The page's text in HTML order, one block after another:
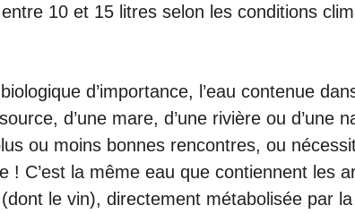
10 et 15 litres selon les conditions
d’importance, l’eau contenue
d’une mare, d’une rivière ou d’une
ou moins bonnes rencontres, ou
! C’est la même eau que contiennent les
le vin), directement métabolisée par la